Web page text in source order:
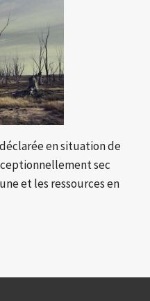
en situation de
sec
et les ressources en